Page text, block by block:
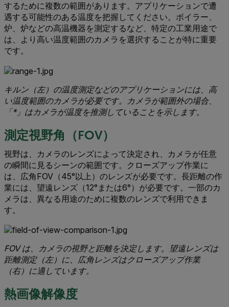
するために複数の範囲があります。アプリケーションで遭
遇する可能性のある温度を把握してください。ボイラー、
炉、炉などの高温機器を測定するなど、特定の工業用途で
は、より高い温度範囲のカメラを選択することが特に重要
です。
キルン（左）の温度測定などのアプリケーションには、高
い温度範囲のカメラが必要です。カメラが範囲外の場合、
「*」はカメラが温度を推測していることを示します。
測定視野角（FOV）
視野は、カメラのレンズによって決定され、カメラが任意
の瞬間に見るシーンの範囲です。クローズアップ作業に
は、広角FOV（45°以上）のレンズが必要です。長距離の作
業には、望遠レンズ（12°または6°）が必要です。一部のカ
メラは、異なる用途のために複数のレンズで利用できま
す。
FOV は、カメラの視野と距離を決定します。望遠レンズは
距離測定（左）に、広角レンズはクローズアップ作業
（右）に適しています。
熱画像解像度